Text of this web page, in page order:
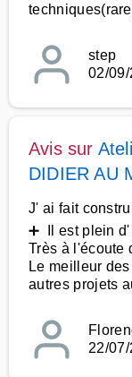
step
02/
Avis sur
DIDIER AU
J' ai fait
➕ Il est plein d'
Très à l'écoute
Le meilleur
autres projets
22/